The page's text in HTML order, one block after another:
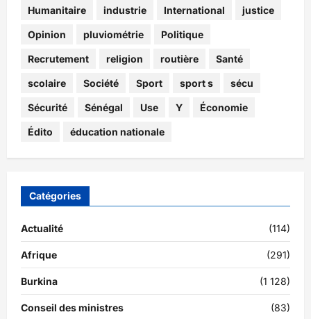
Humanitaire industrie International justice
Opinion pluviométrie Politique
Recrutement religion routière Santé
scolaire Société Sport sport s sécu
Sécurité Sénégal Use Y Économie
Édito éducation nationale
Catégories
Actualité (114)
Afrique (291)
Burkina (1 128)
Conseil des ministres (83)